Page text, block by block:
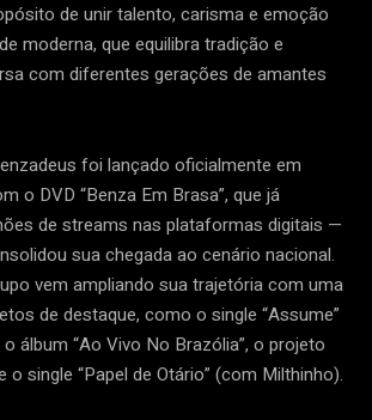
de unir talento, carisma e emoção
moderna, que equilibra tradição e
com diferentes gerações de amantes
foi lançado oficialmente em
o DVD “Benza Em Brasa”, que já
de streams nas plataformas digitais —
sua chegada ao cenário nacional.
vem ampliando sua trajetória com uma
de destaque, como o single “Assume”
álbum “Ao Vivo No Brazólia”, o projeto
o single “Papel de Otário” (com Milthinho).